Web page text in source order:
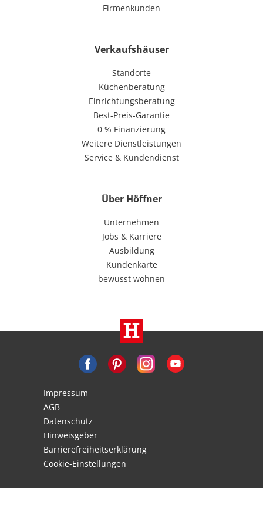
Firmenkunden
Verkaufshäuser
Standorte
Küchenberatung
Einrichtungsberatung
Best-Preis-Garantie
0 % Finanzierung
Weitere Dienstleistungen
Service & Kundendienst
Über Höffner
Unternehmen
Jobs & Karriere
Ausbildung
Kundenkarte
bewusst wohnen
Impressum
AGB
Datenschutz
Hinweisgeber
Barrierefreiheitserklärung
Cookie-Einstellungen